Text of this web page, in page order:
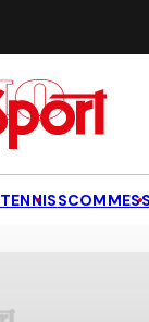
TENNIS